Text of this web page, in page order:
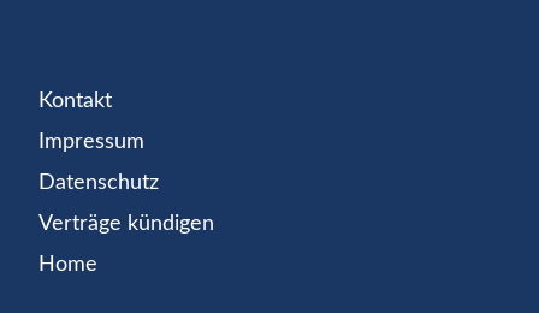
Kontakt
Impressum
Datenschutz
Verträge kündigen
Home